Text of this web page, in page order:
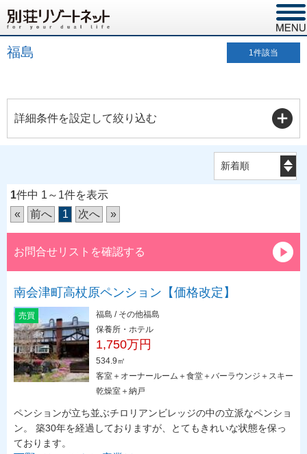
福島 1件該当
詳細条件を設定して絞り込む
1件中 1～1件を表示
«
前へ 1 次へ »
お問合せリストを確認する
南会津町高杖原ペンション【価格改定】
売買
福島 / その他福島
保養所・ホテル
1,750万円
534.9㎡
客室＋オーナールーム＋食堂＋バーラウンジ＋スキー
乾燥室＋納戸
ペンションが立ち並ぶチロリアンビレッジの中の立派なペンショ
ン。 築30年を経過しておりますが、とてもきれいな状態を保っ
ております。